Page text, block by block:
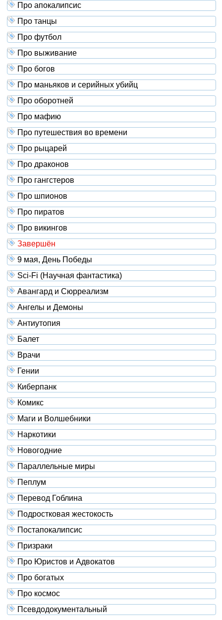
Про апокалипсис
Про танцы
Про футбол
Про выживание
Про богов
Про маньяков и серийных убийц
Про оборотней
Про мафию
Про путешествия во времени
Про рыцарей
Про драконов
Про гангстеров
Про шпионов
Про пиратов
Про викингов
Завершён
9 мая, День Победы
Sci-Fi (Научная фантастика)
Авангард и Сюрреализм
Ангелы и Демоны
Антиутопия
Балет
Врачи
Гении
Киберпанк
Комикс
Маги и Волшебники
Наркотики
Новогодние
Параллельные миры
Пеплум
Перевод Гоблина
Подростковая жестокость
Постапокалипсис
Призраки
Про Юристов и Адвокатов
Про богатых
Про космос
Псевдодокументальный